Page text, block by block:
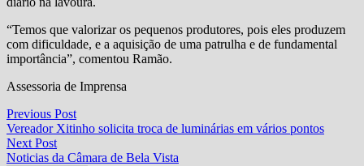
“Temos que valorizar os pequenos produtores, pois eles produzem
com dificuldade, e a aquisição de uma patrulha e de fundamental
importância”, comentou Ramão.
Assessoria de Imprensa
Navegação
de
Post
Previous PostPrevious
post:
Vereador Xitinho solicita troca de luminárias em vários pontos
Next PostNext
post:
Noticias da Câmara de Bela Vista